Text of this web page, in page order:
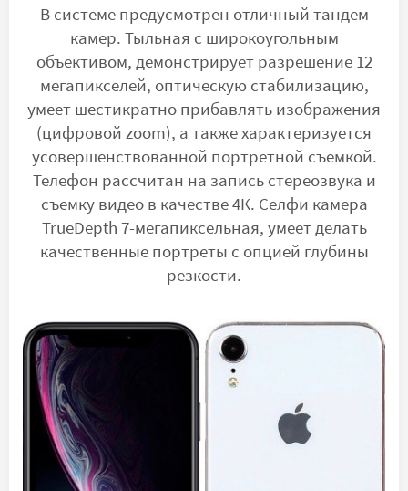
В системе предусмотрен отличный тандем
камер. Тыльная с широкоугольным
объективом, демонстрирует разрешение 12
мегапикселей, оптическую стабилизацию,
умеет шестикратно прибавлять изображения
(цифровой zoom), а также характеризуется
усовершенствованной портретной съемкой.
Телефон рассчитан на запись стереозвука и
съемку видео в качестве 4К. Селфи камера
TrueDepth 7-мегапиксельная, умеет делать
качественные портреты с опцией глубины
резкости.